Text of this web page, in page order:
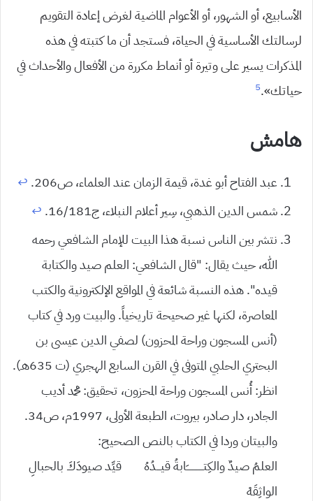
الأسابيع، أو الشهور، أو الأعوام الماضية لغرض إعادة التقويم
لرسالتك الأساسية في الحياة، فستجد أن ما كتبته في هذه
المذكرات يسير على وتيرة أو أنماط مكررة من الأفعال والأحداث في
حياتك».5
هامش
عبد الفتاح أبو غدة، قيمة الزمان عند العلماء، ص206.
↩︎
شمس الدين الذهبي، سِير أعلام النبلاء، ج16/181.
↩︎
نتشر بين الناس نسبة هذا البيت للإمام الشافعي رحمه
الله، حيث يقال: “قال الشافعي: العلم صيد والكتابة
قيده”. هذه النسبة شائعة في المواقع الإلكترونية والكتب
المعاصرة، لكنها غير صحيحة تاريخياً. والبيت ورد في كتاب
(أنس المسجون وراحة المحزون) لصفي الدين عيسى بن
البحتري الحلبي المتوفى في القرن السابع الهجري (ت 635هـ).
انظر: أُنس المسجون وراحة المحزون، تحقيق: محمد أديب
الجادر، دار صادر، بيروت، الطبعة الأولى، 1997م، ص34.
والبيتان وردا في الكتاب بالنص الصحيح:
العلمُ صيدٌ والكِتــــــــــــَابةُ قيـــدُهُ قيِّد صيودَكَ بالحبالِ
الواثِقَهْ